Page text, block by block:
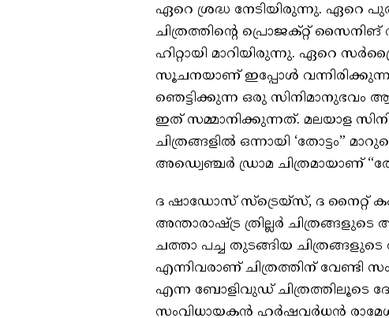
ഏറെ ശ്രദ്ധ നേടിയിരുന്നു. ഏറെ
ചിത്രത്തിന്റെ പ്രൊജക്റ്റ്
ഹിറ്റായി മാറിയിരുന്നു. ഏറെ
സൂചനയാണ് ഇപ്പോൾ വന്നിരിക്കുന്ന
ഞെട്ടിക്കുന്ന ഒരു സിനിമാനുഭവം
ഇത് സമ്മാനിക്കുന്നത്. മലയാള
ചിത്രങ്ങളിൽ ഒന്നായി ‘തോട്ടം”
അഡ്വെഞ്ചർ ഡ്രാമ ചിത്രമായാണ്
ദ ഷാഡോസ് സ്‌ട്രെയ്‌സ്, ദ നൈറ്റ്
അന്താരാഷ്ട്ര ത്രില്ലർ
ചത്താ പച്ച തുടങ്ങിയ
എന്നിവരാണ് ചിത്രത്തിന് വേണ്ടി
എന്ന ബോളിവുഡ് ചിത്രത്തിലൂടെ
സംവിധായകൻ ഹർഷവർധൻ